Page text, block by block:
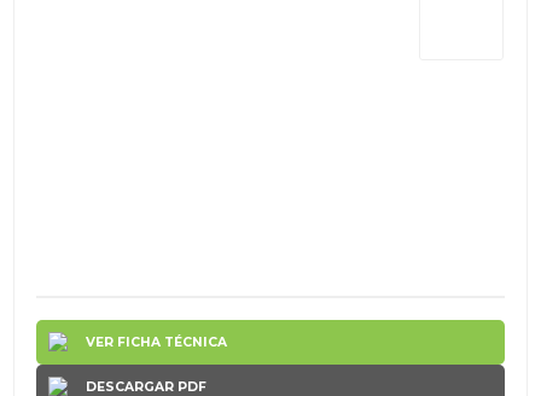
VER FICHA TÉCNICA
DESCARGAR PDF